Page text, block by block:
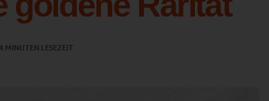
4 MINUTEN LESEZEIT